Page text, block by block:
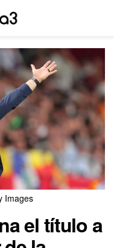
Images
el título a